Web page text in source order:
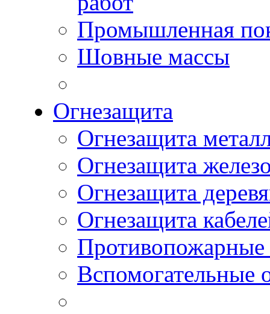
Промышленная
Шовные массы
Огнезащита
Огнезащита
Огнезащита
Огнезащита
Огнезащита
Вспомогательные